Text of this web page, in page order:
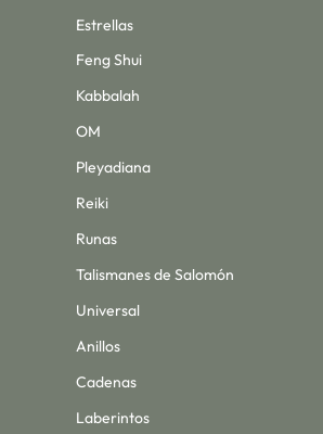
Estrellas
Feng Shui
Kabbalah
OM
Pleyadiana
Reiki
Runas
Talismanes de Salomón
Universal
Anillos
Cadenas
Laberintos